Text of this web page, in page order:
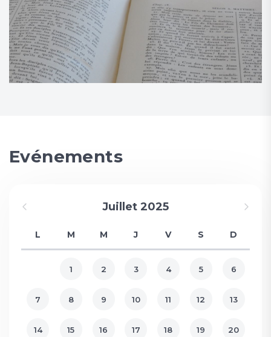
Evénements
Juillet 2025
L M M J V S D
1 2 3 4 5 6
7 8 9 10 11 12 13
14 15 16 17 18 19 20